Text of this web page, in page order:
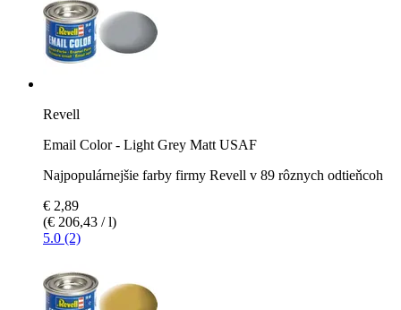
Revell
Email Color - Light Grey Matt USAF
Najpopulárnejšie farby firmy Revell v 89 rôznych odtieňcoh
€ 2,89
(€ 206,43 / l)
5.0 (2)